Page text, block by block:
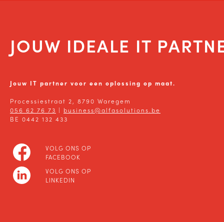
JOUW IDEALE IT
Jouw IT partner voor een oplossing op maat.
Processiestraat 2, 8790 Waregem
056 62 76 73 | business@alfasolutions.be
BE 0442 132 433
VOLG ONS OP
FACEBOOK
VOLG ONS OP
LINKEDIN